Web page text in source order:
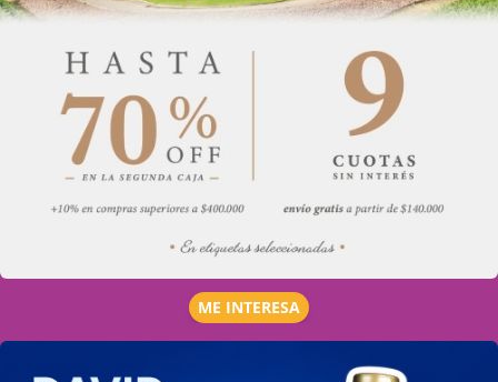
ME INTERESA